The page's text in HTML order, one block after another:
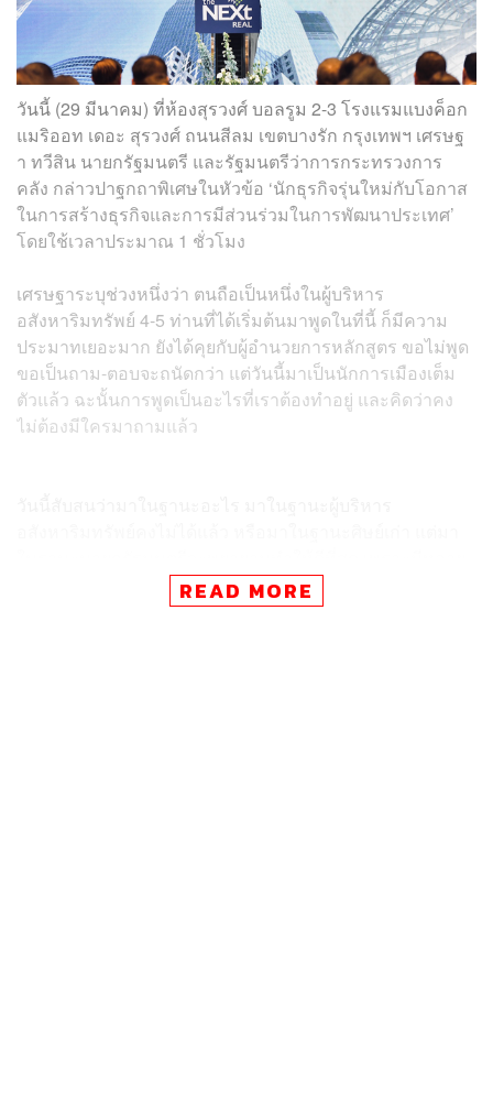
วันนี้ (29 มีนาคม) ที่ห้องสุรวงศ์ บอลรูม 2-3 โรงแรมแบงค็อก
แมริออท เดอะ สุรวงศ์ ถนนสีลม เขตบางรัก กรุงเทพฯ เศรษฐ
า ทวีสิน นายกรัฐมนตรี และรัฐมนตรีว่าการกระทรวงการ
คลัง กล่าวปาฐกถาพิเศษในหัวข้อ ‘นักธุรกิจรุ่นใหม่กับโอกาส
ในการสร้างธุรกิจและการมีส่วนร่วมในการพัฒนาประเทศ’
โดยใช้เวลาประมาณ 1 ชั่วโมง
เศรษฐาระบุช่วงหนึ่งว่า ตนถือเป็นหนึ่งในผู้บริหาร
อสังหาริมทรัพย์ 4-5 ท่านที่ได้เริ่มต้นมาพูดในที่นี้ ก็มีความ
ประมาทเยอะมาก ยังได้คุยกับผู้อำนวยการหลักสูตร ขอไม่พูด
ขอเป็นถาม-ตอบจะถนัดกว่า แต่วันนี้มาเป็นนักการเมืองเต็ม
ตัวแล้ว ฉะนั้นการพูดเป็นอะไรที่เราต้องทำอยู่ และคิดว่าคง
ไม่ต้องมีใครมาถามแล้ว
เรื่องที่ต้องพูดกันและอยากเล่าสู่กันฟังหลายอย่าง พยายามที่
จะสรุปให้ได้ใจความและเรื่องที่อาจจะมีความใกล้ชิดกับพวก
READ MORE